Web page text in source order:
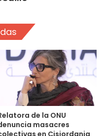
de la ONU
masacres
en Cisjordania